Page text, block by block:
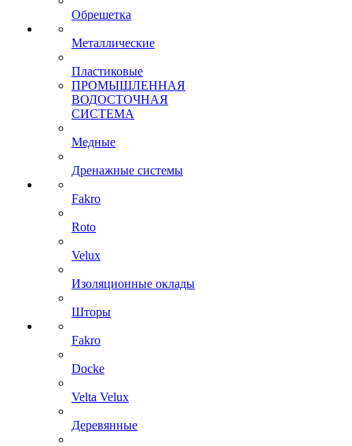
Обрешетка
Металлические
Пластиковые
ПРОМЫШЛЕННАЯ
ВОДОСТОЧНАЯ
СИСТЕМА
Медные
Дренажные системы
Fakro
Roto
Velux
Изоляционные оклады
Шторы
Fakro
Docke
Velta Velux
Деревянные